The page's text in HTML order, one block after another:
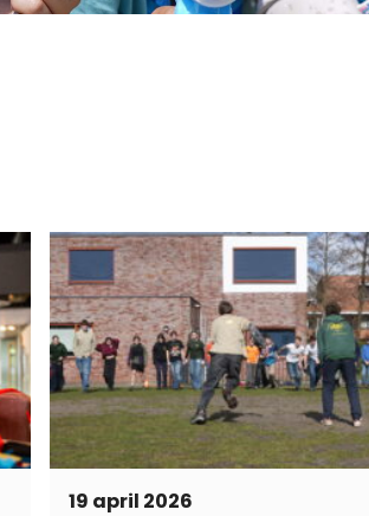
19 april 2026